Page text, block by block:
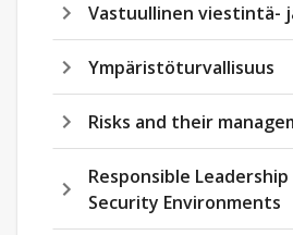
Vastuullinen viestintä-
Ympäristöturvallisuus
Risks and their
Responsible
Security Environments